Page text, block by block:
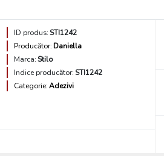
ID produs: STI1242
Producător: Daniella
Marca: Stilo
Indice producător: STI1242
Categorie: Adezivi